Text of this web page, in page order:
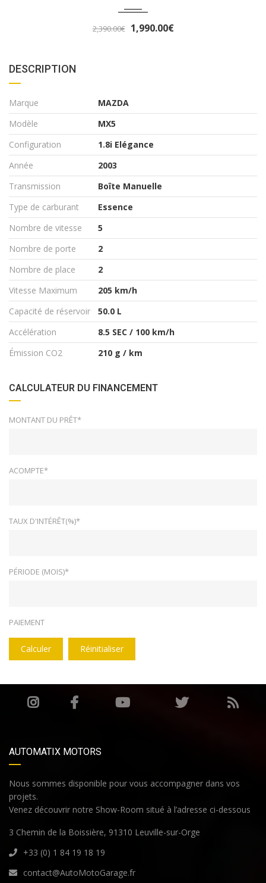
3,490.00€
DESCRIPTION
Marque
MAZDA
Modèle
MX5
Configuration
1.8i Elégance
Année
2003
Transmission
Boîte Manuelle
Type de carburant
Essence
Nombre de vitesse
5
Nombre de porte
2
Nombre de place
2
Vitesse Maximum
205 km/h
Capacité de réservoir
50.0 L
Accélération
8.5 SEC / 100 km/h
Émission CO2
210 g / km
CALCULATEUR DU FINANCEMENT
MONTANT DU PRÊT*
ACOMPTE*
TAUX D'INTÉRÊT(%)*
PÉRIODE (MOIS)*
PAIEMENT
Calculer Réinitialiser
AUTOMATIX MOTORS
Nous sommes disponible pour vous accompagner dans vos
projets.
Venez découvrir notre Show-Room situé à l’adresse ci-dessous
3 Chemin de la Boissière, 91310 Leuville-sur-Orge
+33 (0) 1 84 19 18 19
contact@AutoMotoGarage.fr